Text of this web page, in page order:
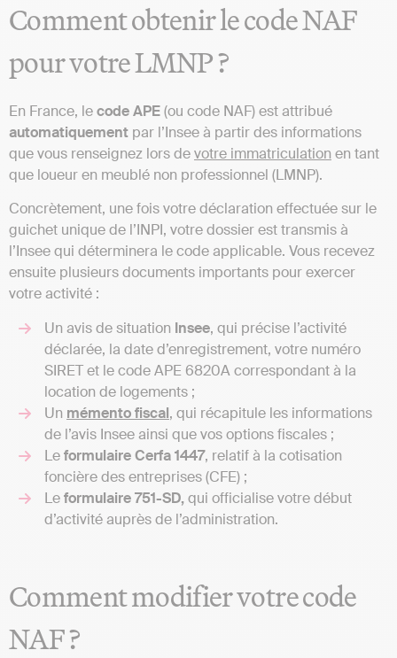
Comment obtenir le code NAF
pour votre LMNP ?
En France, lecodeAPE(ou code NAF) est attribué
automatiquement par l’Insee à partir des informations
que vous renseignez lors devotre immatriculation en tant
que loueur en meublé non professionnel (LMNP).
Concrètement, une fois votre déclaration effectuée sur le
guichet unique de l’INPI, votre dossier est transmis à
l’Insee qui déterminera le code applicable. Vous recevez
ensuite plusieurs documents importants pour exercer
votre activité :
Un avis de situation Insee, qui précise l’activité
déclarée, la date d’enregistrement, votre numéro
SIRET et le code APE 6820A correspondant à la
location de logements ;
Un mémentofiscal, qui récapitule les informations
de l’avis Insee ainsi que vos options fiscales ;
Leformulaire Cerfa 1447, relatif à la cotisation
foncière des entreprises (CFE) ;
Leformulaire 751-SD,qui officialise votre début
d’activité auprès de l’administration.
Comment modifier votre code
NAF ?